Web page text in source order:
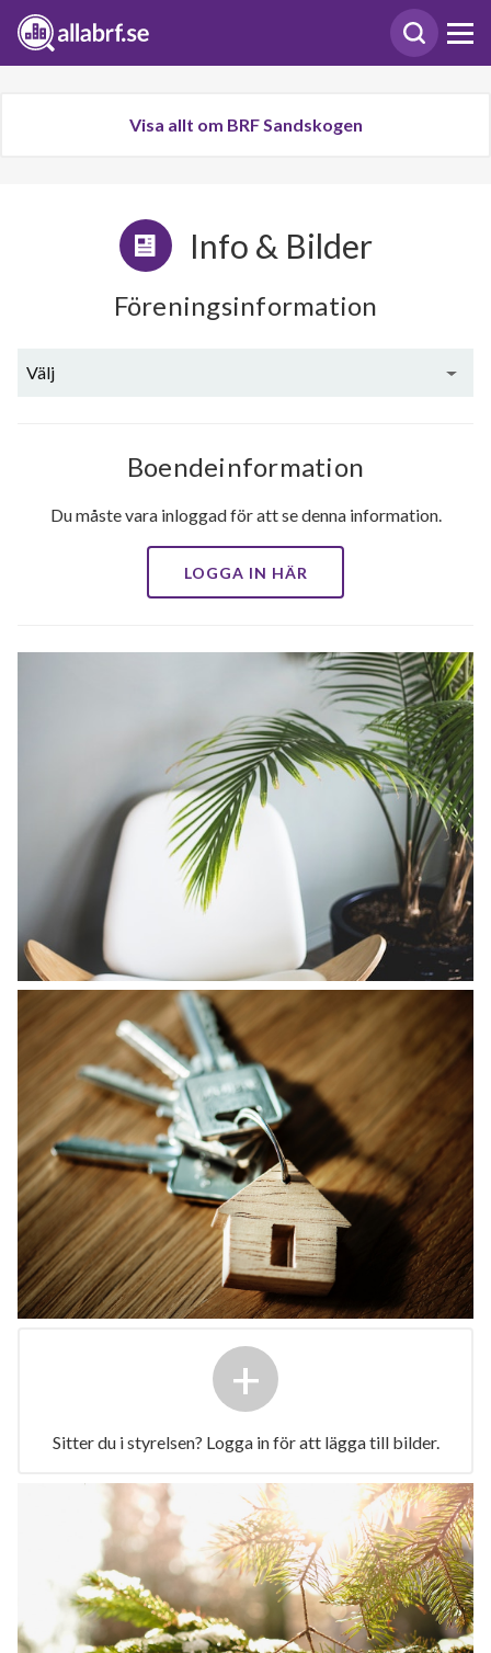
Visa allt om BRF Sandskogen
Info & Bilder
Föreningsinformation
Välj
Boendeinformation
Du måste vara inloggad för att se denna information.
LOGGA IN HÄR
+
Sitter du i styrelsen? Logga in för att lägga till bilder.